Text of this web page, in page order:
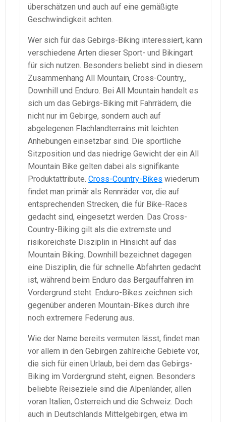
überschätzen und auch auf eine gemäßigte
Geschwindigkeit achten.
Wer sich für das Gebirgs-Biking interessiert, kann
verschiedene Arten dieser Sport- und Bikingart
für sich nutzen. Besonders beliebt sind in diesem
Zusammenhang All Mountain, Cross-Country,,
Downhill und Enduro. Bei All Mountain handelt es
sich um das Gebirgs-Biking mit Fahrrädern, die
nicht nur im Gebirge, sondern auch auf
abgelegenen Flachlandterrains mit leichten
Anhebungen einsetzbar sind. Die sportliche
Sitzposition und das niedrige Gewicht der ein All
Mountain Bike gelten dabei als signifikante
Produktattribute. Cross-Country-Bikes wiederum
findet man primär als Rennräder vor, die auf
entsprechenden Strecken, die für Bike-Races
gedacht sind, eingesetzt werden. Das Cross-
Country-Biking gilt als die extremste und
risikoreichste Disziplin in Hinsicht auf das
Mountain Biking. Downhill bezeichnet dagegen
eine Disziplin, die für schnelle Abfahrten gedacht
ist, während beim Enduro das Bergauffahren im
Vordergrund steht. Enduro-Bikes zeichnen sich
gegenüber anderen Mountain-Bikes durch ihre
noch extremere Federung aus.
Wie der Name bereits vermuten lässt, findet man
vor allem in den Gebirgen zahlreiche Gebiete vor,
die sich für einen Urlaub, bei dem das Gebirgs-
Biking im Vordergrund steht, eignen. Besonders
beliebte Reiseziele sind die Alpenländer, allen
voran Italien, Österreich und die Schweiz. Doch
auch in Deutschlands Mittelgebirgen, etwa im